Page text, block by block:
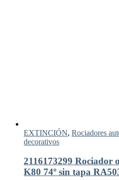
EXTINCIÓN, Rociadores
decorativos
2116173299 Rociador
K80 74º sin tapa